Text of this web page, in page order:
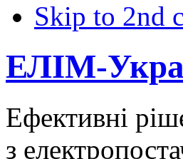
Skip to 2nd
ЕЛІМ-
Ефективні
з